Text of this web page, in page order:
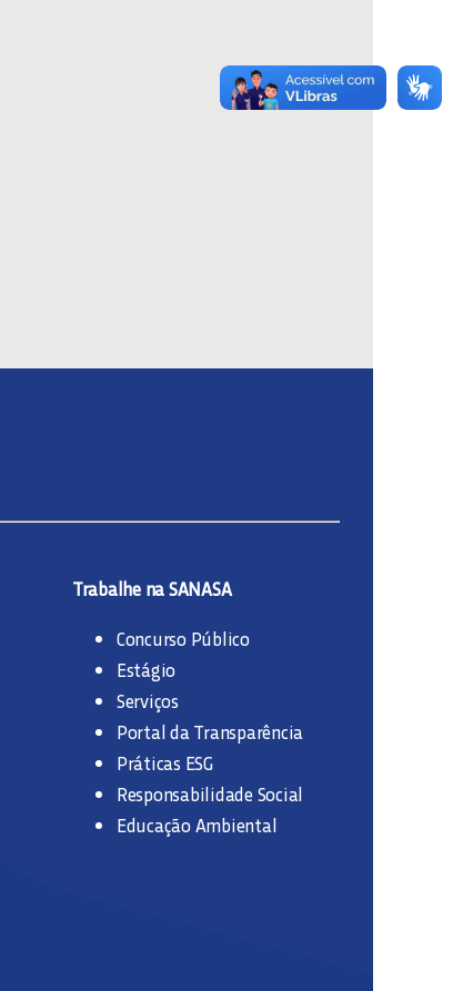
Trabalhe na SANASA
Concurso Público
Estágio
Serviços
Portal da Transparência
Práticas ESG
Responsabilidade Social
Educação Ambiental